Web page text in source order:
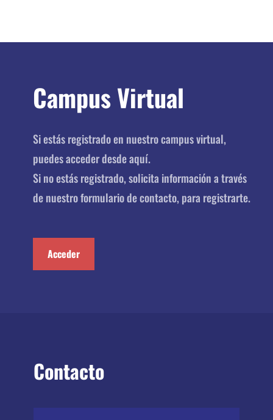
Campus Virtual
Si estás registrado en nuestro campus virtual,
puedes acceder desde aquí.
Si no estás registrado, solicita información a través
de nuestro formulario de contacto, para registrarte.
Acceder
Contacto